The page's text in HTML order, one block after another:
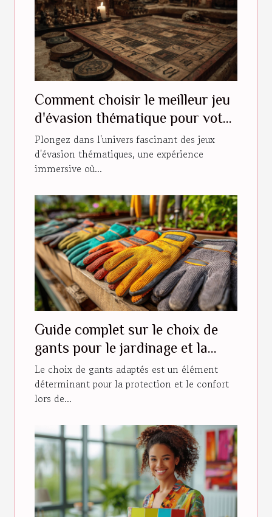
Comment choisir le meilleur jeu
d'évasion thématique pour votre
prochaine aventure
Plongez dans l'univers fascinant des jeux
d'évasion thématiques, une expérience
immersive où...
Guide complet sur le choix de
gants pour le jardinage et la
construction
Le choix de gants adaptés est un élément
déterminant pour la protection et le confort
lors de...